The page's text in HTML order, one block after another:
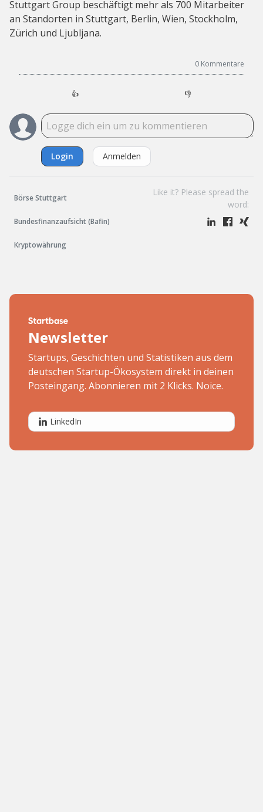
Stuttgart Group beschäftigt mehr als 700 Mitarbeiter
an Standorten in Stuttgart, Berlin, Wien, Stockholm,
Zürich und Ljubljana.
0 Kommentare
👍 👎
Login Anmelden
Börse Stuttgart
Bundesfinanzaufsicht (Bafin)
Kryptowährung
Like it? Please spread the
word:
Newsletter
Startups, Geschichten und Statistiken aus dem
deutschen Startup-Ökosystem direkt in deinen
Posteingang. Abonnieren mit 2 Klicks. Noice.
LinkedIn